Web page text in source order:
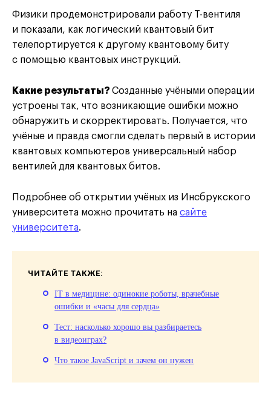
Физики продемонстрировали работу T-вентиля
и показали, как логический квантовый бит
телепортируется к другому квантовому биту
с помощью квантовых инструкций.
Какие результаты? Созданные учёными операции
устроены так, что возникающие ошибки можно
обнаружить и скорректировать. Получается, что
учёные и правда смогли сделать первый в истории
квантовых компьютеров универсальный набор
вентилей для квантовых битов.
Подробнее об открытии учёных из Инсбрукского
университета можно прочитать на сайте
университета.
ЧИТАЙТЕ ТАКЖЕ:
IT в медицине: одинокие роботы, врачебные
ошибки и «часы для сердца»
Тест: насколько хорошо вы разбираетесь
в видеоиграх?
Что такое JavaScript и зачем он нужен